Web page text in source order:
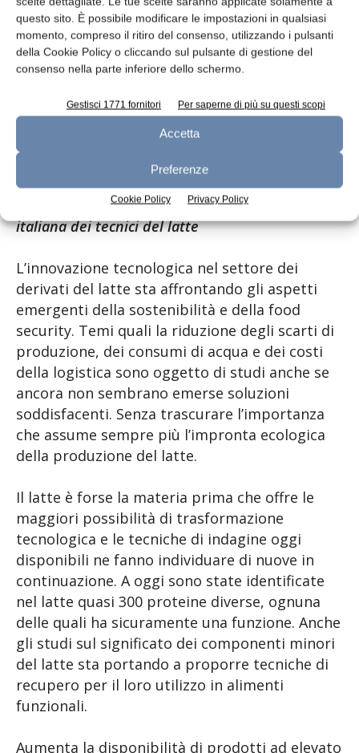
questo sito. È possibile modificare le impostazioni in qualsiasi
momento, compreso il ritiro del consenso, utilizzando i pulsanti
della Cookie Policy o cliccando sul pulsante di gestione del
consenso nella parte inferiore dello schermo.
Gestisci 1771 fornitori Per saperne di più su questi scopi
Accetta
Preferenze
Cookie Policy Privacy Policy
Andrea Summer, presidente AITeL, associazione
italiana dei tecnici del latte
L’innovazione tecnologica nel settore dei
derivati del latte sta affrontando gli aspetti
emergenti della sostenibilità e della food
security. Temi quali la riduzione degli scarti di
produzione, dei consumi di acqua e dei costi
della logistica sono oggetto di studi anche se
ancora non sembrano emerse soluzioni
soddisfacenti. Senza trascurare l’importanza
che assume sempre più l’impronta ecologica
della produzione del latte.
Il latte è forse la materia prima che offre le
maggiori possibilità di trasformazione
tecnologica e le tecniche di indagine oggi
disponibili ne fanno individuare di nuove in
continuazione. A oggi sono state identificate
nel latte quasi 300 proteine diverse, ognuna
delle quali ha sicuramente una funzione. Anche
gli studi sul significato dei componenti minori
del latte sta portando a proporre tecniche di
recupero per il loro utilizzo in alimenti
funzionali.
Aumenta la disponibilità di prodotti ad elevato